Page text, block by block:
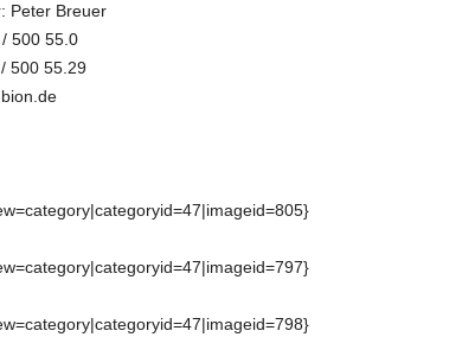
Peter Breuer
500 55.0
500 55.29